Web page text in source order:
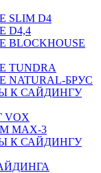
SLIM D4
D4,4
BLOCKHOUSE
TUNDRA
NATURAL-БРУС
К САЙДИНГУ
MAX-3
К САЙДИНГУ